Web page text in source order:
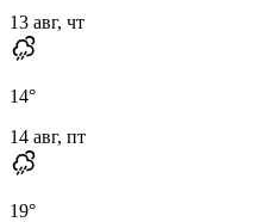
13 авг, чт
14°
14 авг, пт
19°